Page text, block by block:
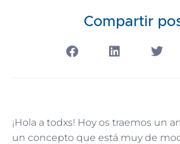
Compartir
¡Hola a todxs! Hoy os traemos un
un concepto que está muy de